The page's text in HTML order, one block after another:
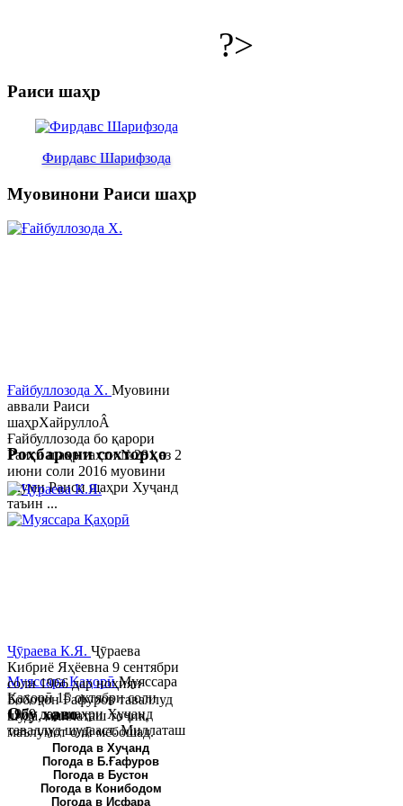
?>
Раиси шаҳр
Фирдавс Шарифзода
Муовинони Раиси шаҳр
Ғайбуллозода Х. Муовини
аввали Раиси
шаҳрХайруллоÂ
Ғайбуллозода бо қарори
Раиси шаҳр таҳти №281 аз 2
июни соли 2016 муовини
якуми Раиси шаҳри Хуҷанд
таъин ...
Муяссара ҚаҳорӣМуяссара
Қаҳорӣ 15 октябри соли
1979 дар шаҳри Хуҷанд
таваллуд шудааст. Миллаташ
тоҷик. Маълумот олӣ. Соли
2002 Донишгоҳи давлатии
Хуҷанд ба...
Роҳбарони сохторҳо
Ҷӯраева К.Я. Ҷӯраева
Кибриё Яҳёевна 9 сентябри
соли 1966 дар ноҳияи
Бобоҷон Ғафуров таваллуд
шуда, миллаташ тоҷик,
маълумот олӣ мебошад.
Соли 1997 Донишг...
Обу хаво
Погода в Хуҷанд
Погода в Б.Ғафуров
Погода в Бустон
Погода в Конибодом
Погода в Исфара